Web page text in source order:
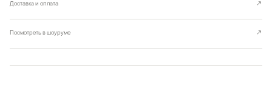
Доставка и оплата ↗
Посмотреть в шоуруме ↗